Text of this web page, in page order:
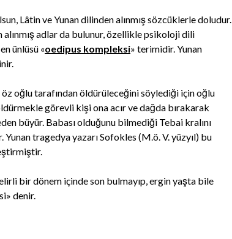
Lâtin ve Yunan dilinden alınmış sözcüklerle doludur.
adlar da bulunur, özellikle psikoloji dili
ünlüsü «oedipus kompleksi» terimidir. Yunan
oğlu tarafından öldürüleceğini söylediği için oğlu
görevli kişi ona acır ve dağda bırakarak
büyür. Babası olduğunu bilmediği Tebai kralını
tragedya yazarı Sofokles (M.ö. V. yüzyıl) bu
bir dönem içinde son bulmayıp, ergin yaşta bile
denir.